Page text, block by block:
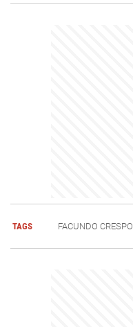
TAGS FACUNDO CRESPO